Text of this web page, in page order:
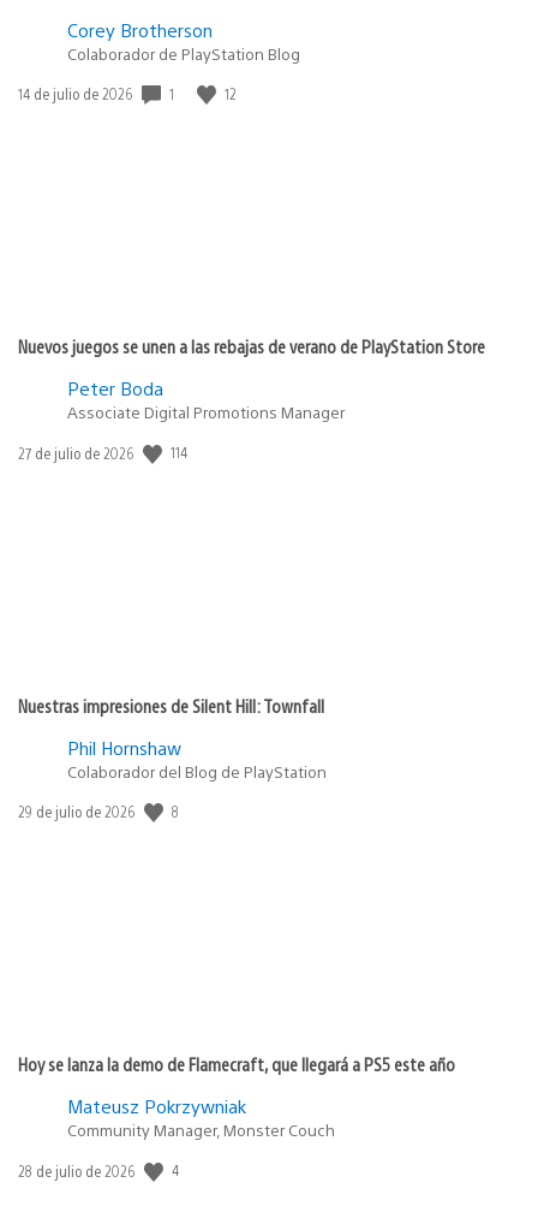
Corey Brotherson
Colaborador de PlayStation Blog
Fecha
14 de julio de 2026 1 12
Nuevos juegos se unen a las rebajas de verano de PlayStation Store
Peter Boda
Associate Digital Promotions Manager
Fecha
27 de julio de 2026 114
Nuestras impresiones de Silent Hill: Townfall
Phil Hornshaw
Colaborador del Blog de PlayStation
Fecha
29 de julio de 2026 8
Hoy se lanza la demo de Flamecraft, que llegará a PS5 este año
Mateusz Pokrzywniak
Community Manager, Monster Couch
Fecha
28 de julio de 2026 4